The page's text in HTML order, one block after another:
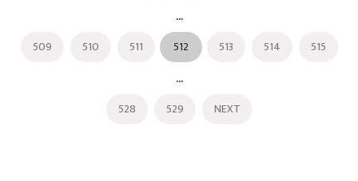
...
509 510 511 512 513 514 515
...
528 529 NEXT